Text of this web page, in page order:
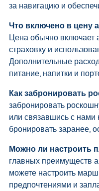
за навигацию и
Что включено в цену
Цена обычно включает
страховку и
Дополнительные
питание, напитки и
Как забронировать
забронировать
или связавшись с
бронировать заранее,
Можно ли настроить
главных преимуществ
можете настроить
предпочтениями и